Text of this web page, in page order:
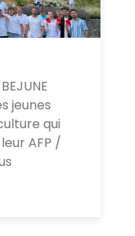
jeunes
qui
AFP /